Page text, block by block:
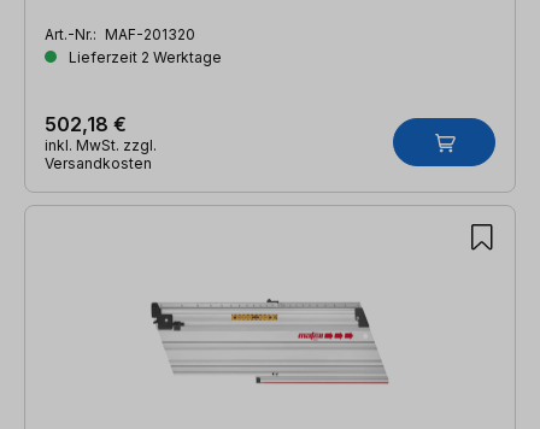
Art.-Nr.: MAF-201320
Lieferzeit 2 Werktage
502,18 €
inkl. MwSt. zzgl.
Versandkosten